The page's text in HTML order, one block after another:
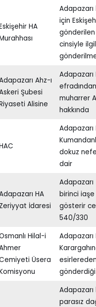
HA
Adapazarı
için
gönderilen
cinsiyle
Ahz-ı
Şubesi
Alisine
muharrer
hakkında
dokuz
dair
HA
Zeriyyat İdaresi
birinci
gösterir
540/330
Hilal-i
Üsera
Adapazarı
Adapazarı
parasız